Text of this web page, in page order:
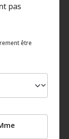
pas
être